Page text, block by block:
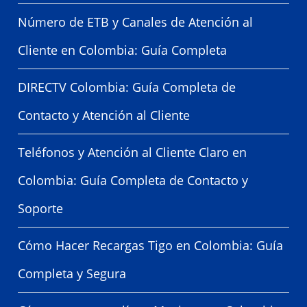
Número de ETB y Canales de Atención al
Cliente en Colombia: Guía Completa
DIRECTV Colombia: Guía Completa de
Contacto y Atención al Cliente
Teléfonos y Atención al Cliente Claro en
Colombia: Guía Completa de Contacto y
Soporte
Cómo Hacer Recargas Tigo en Colombia: Guía
Completa y Segura